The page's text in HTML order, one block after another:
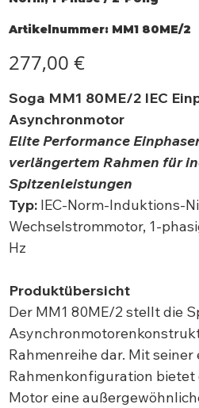
Artikelnummer: Artikelnummer:
MM1
MM1 80ME/2
277,00 €
Soga MM1 80ME/2 IEC
Asynchronmotor
Elite Performance
verlängertem Rahmen für
Spitzenleistungen
Typ:IEC-Norm-Induktions-
Wechselstrommotor, 1-
Hz
Produktübersicht
Der MM1 80ME/2 stellt die
Rahmenreihe dar. Mit
Rahmenkonfiguration bietet
Motor eine